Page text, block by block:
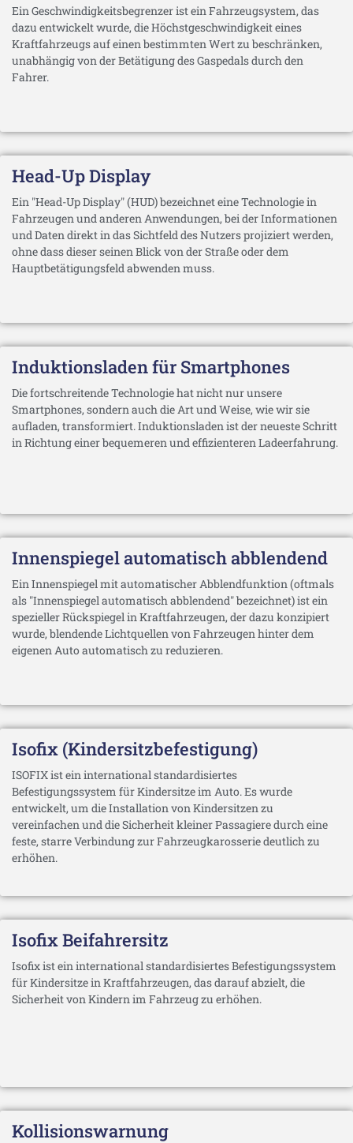
Ein Geschwindigkeitsbegrenzer ist ein Fahrzeugsystem, das
dazu entwickelt wurde, die Höchstgeschwindigkeit eines
Kraftfahrzeugs auf einen bestimmten Wert zu beschränken,
unabhängig von der Betätigung des Gaspedals durch den
Fahrer.
Head-Up Display
Ein "Head-Up Display" (HUD) bezeichnet eine Technologie in
Fahrzeugen und anderen Anwendungen, bei der Informationen
und Daten direkt in das Sichtfeld des Nutzers projiziert werden,
ohne dass dieser seinen Blick von der Straße oder dem
Hauptbetätigungsfeld abwenden muss.
Induktionsladen für Smartphones
Die fortschreitende Technologie hat nicht nur unsere
Smartphones, sondern auch die Art und Weise, wie wir sie
aufladen, transformiert. Induktionsladen ist der neueste Schritt
in Richtung einer bequemeren und effizienteren Ladeerfahrung.
Innenspiegel automatisch abblendend
Ein Innenspiegel mit automatischer Abblendfunktion (oftmals
als "Innenspiegel automatisch abblendend" bezeichnet) ist ein
spezieller Rückspiegel in Kraftfahrzeugen, der dazu konzipiert
wurde, blendende Lichtquellen von Fahrzeugen hinter dem
eigenen Auto automatisch zu reduzieren.
Isofix (Kindersitzbefestigung)
ISOFIX ist ein international standardisiertes
Befestigungssystem für Kindersitze im Auto. Es wurde
entwickelt, um die Installation von Kindersitzen zu
vereinfachen und die Sicherheit kleiner Passagiere durch eine
feste, starre Verbindung zur Fahrzeugkarosserie deutlich zu
erhöhen.
Isofix Beifahrersitz
Isofix ist ein international standardisiertes Befestigungssystem
für Kindersitze in Kraftfahrzeugen, das darauf abzielt, die
Sicherheit von Kindern im Fahrzeug zu erhöhen.
Kollisionswarnung